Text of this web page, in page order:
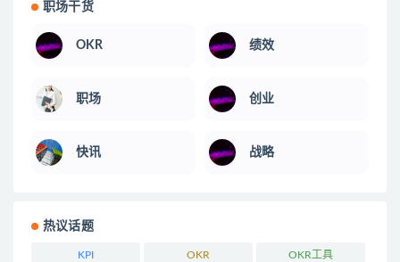
职场干货
OKR 绩效
职场 创业
快讯 战略
热议话题
KPI OKR OKR工具